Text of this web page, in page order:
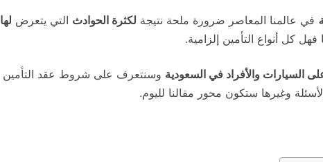
في عالمنا المعاصر ضرورة ملحة نتيجة لكثرة الحوادث التي يتعرض لها
فهل كل أنواع التأمين إلزامية.
السيارات والأفراد في السعودية وسنتعرف على شروط عقد التأمين
وغيرها ستكون محور مقالنا لليوم.